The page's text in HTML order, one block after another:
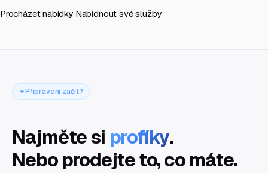
Procházet nabídky Nabídnout své služby
Připraveni začít?
Najměte si profíky.
Nebo prodejte to, co máte.